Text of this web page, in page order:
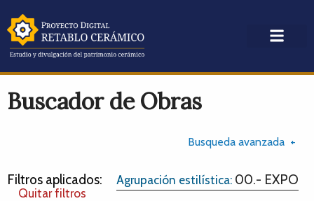
Buscador de Obras
Busqueda avanzada
Filtros aplicados: Agrupación estilística: 00.- EXPO
Quitar filtros